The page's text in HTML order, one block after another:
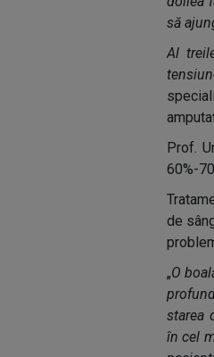
să
Al
Prof.
60%-
de
„O
starea
în cel